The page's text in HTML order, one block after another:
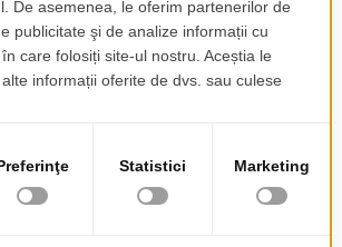
industria HoReCa. Importanța designului și
un domeniu competitiv, unde experiența oferită
Unul dintre elementele care contribuie la